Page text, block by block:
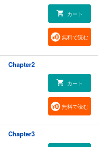
カート
無料で読む
Chapter2
カート
無料で読む
Chapter3